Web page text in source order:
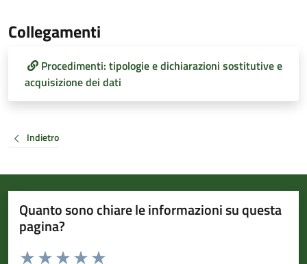
Collegamenti
Procedimenti: tipologie e dichiarazioni sostitutive e
acquisizione dei dati
Indietro
Quanto sono chiare le informazioni su questa
pagina?
Valuta da 1 a 5 stelle la pagina